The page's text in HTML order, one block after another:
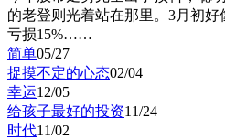
的老登则光着站在那里。3月初
亏损15%……
简单05/27
捉摸不定的心态02/04
幸运12/05
给孩子最好的投资11/24
时代11/02